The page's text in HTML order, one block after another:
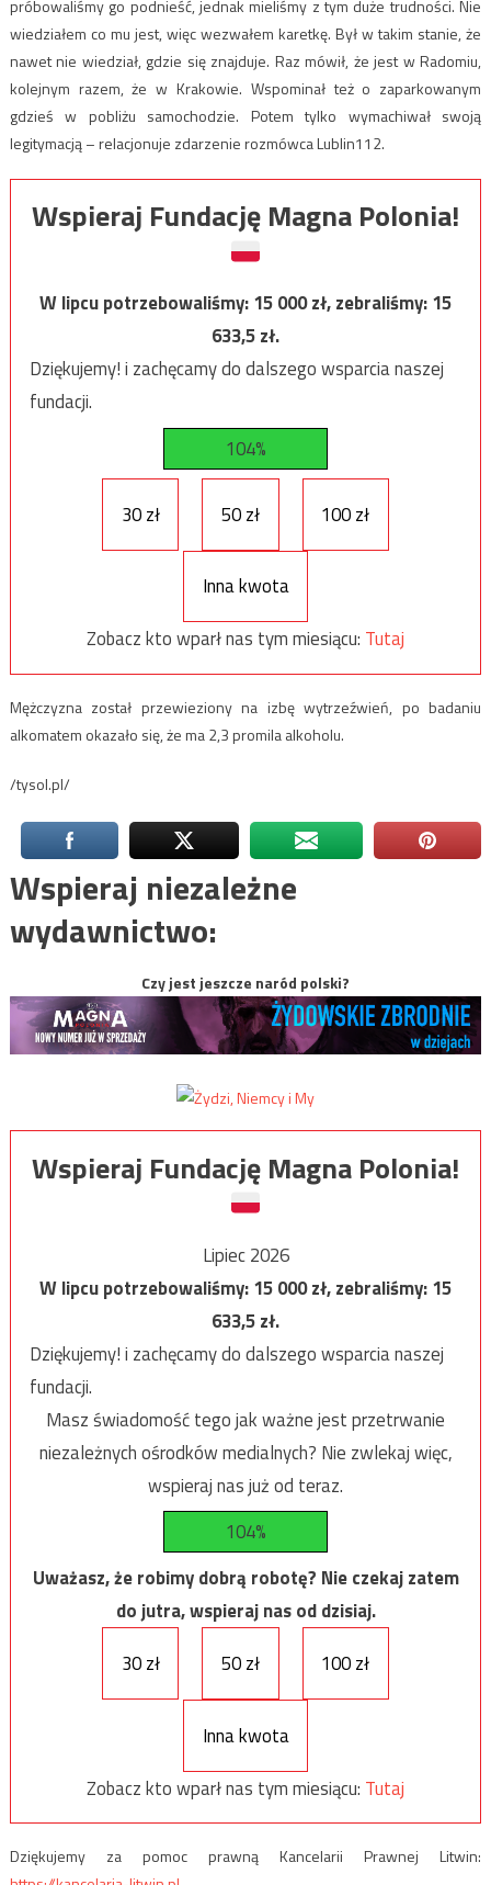
próbowaliśmy go podnieść, jednak mieliśmy z tym duże trudności. Nie
wiedziałem co mu jest, więc wezwałem karetkę. Był w takim stanie, że
nawet nie wiedział, gdzie się znajduje. Raz mówił, że jest w Radomiu,
kolejnym razem, że w Krakowie. Wspominał też o zaparkowanym
gdzieś w pobliżu samochodzie. Potem tylko wymachiwał swoją
legitymacją – relacjonuje zdarzenie rozmówca Lublin112.
Wspieraj Fundację Magna Polonia!
W lipcu potrzebowaliśmy:15 000zł, zebraliśmy:15
633,5zł.
Dziękujemy! i zachęcamy do dalszego wsparcia naszej
fundacji.
104%
30 zł 50 zł 100 zł
Inna kwota
Zobacz kto wparł nas tym miesiącu: Tutaj
Mężczyzna został przewieziony na izbę wytrzeźwień, po badaniu
alkomatem okazało się, że ma 2,3 promila alkoholu.
/tysol.pl/
Wspieraj niezależne
wydawnictwo:
Czy jest jeszcze naród polski?
Wspieraj Fundację Magna Polonia!
Lipiec 2026
W lipcu potrzebowaliśmy:15 000zł, zebraliśmy:15
633,5zł.
Dziękujemy! i zachęcamy do dalszego wsparcia naszej
fundacji.
Masz świadomość tego jak ważne jest przetrwanie
niezależnych ośrodków medialnych? Nie zwlekaj więc,
wspieraj nas już od teraz.
104%
Uważasz, że robimy dobrą robotę? Nie czekaj zatem
do jutra, wspieraj nas od dzisiaj.
30 zł
50 zł 100 zł
Inna kwota
Zobacz kto wparł nas tym miesiącu: Tutaj
Dziękujemy za pomoc prawną Kancelarii Prawnej Litwin: